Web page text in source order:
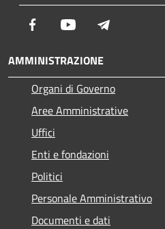
Facebook Youtube
AMMINISTRAZIONE
Organi di Governo
Aree Amministrative
Uffici
Enti e fondazioni
Politici
Personale Amministrativo
Documenti e dati